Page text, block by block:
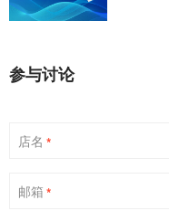
参与讨论
店名 *
邮箱 *